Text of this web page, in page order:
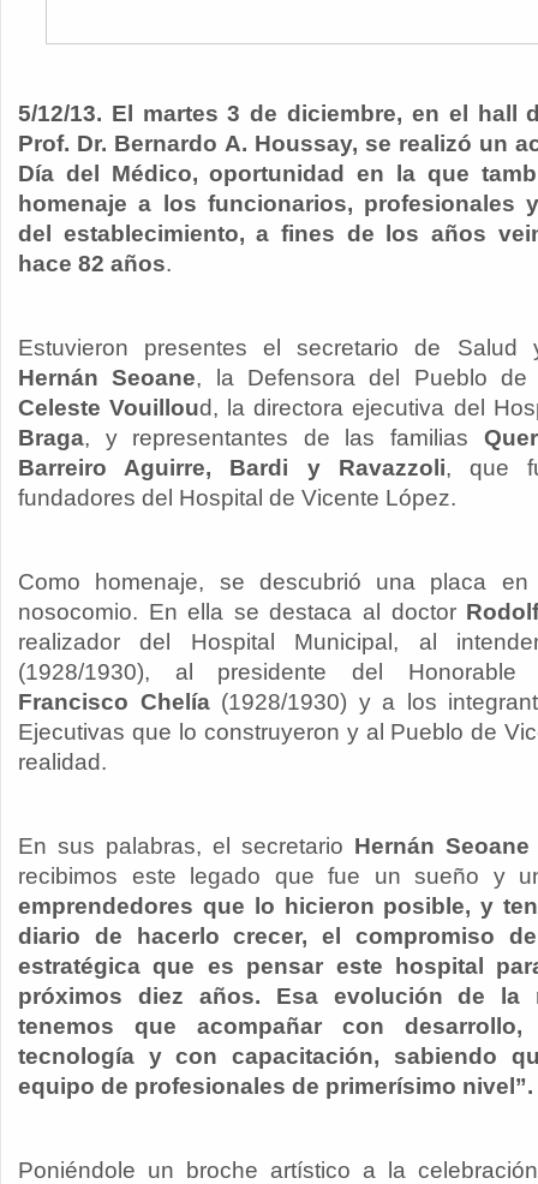
5/12/13. El martes 3 de diciembre, en el hall
Prof. Dr. Bernardo A. Houssay, se realizó un
Día del Médico, oportunidad en la que
homenaje a los funcionarios, profesionales
del establecimiento, a fines de los años
hace 82 años.
Estuvieron presentes el secretario de Salud
Hernán Seoane, la Defensora del Pueblo
Celeste Vouilloud, la directora ejecutiva del
Braga, y representantes de las familias
Barreiro Aguirre, Bardi y Ravazzoli, que
fundadores del Hospital de Vicente López.
Como homenaje, se descubrió una placa
nosocomio. En ella se destaca al doctor
realizador del Hospital Municipal, al
(1928/1930), al presidente del Honorable
Francisco Chelía(1928/1930) y a los
Ejecutivas que lo construyeron y al Pueblo de
realidad.
En sus palabras, el secretario Hernán Seoane
recibimos este legado que fue un sueño y
emprendedores que lo hicieron posible, y
diario de hacerlo crecer, el compromiso
estratégica que es pensar este hospital
próximos diez años. Esa evolución de la
tenemos que acompañar con
tecnología y con capacitación, sabiendo
equipo de profesionales de primerísimo nivel”.
Poniéndole un broche artístico a la